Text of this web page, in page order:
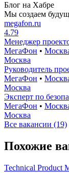
Блог на Хабре
Мы создаем
megafon.ru
4.79
Менеджер
МегаФон •
Москва
Руководитель
МегаФон •
Москва
Эксперт по
МегаФон •
Москва
Все вакансии (19)
Похожие
Technical Product